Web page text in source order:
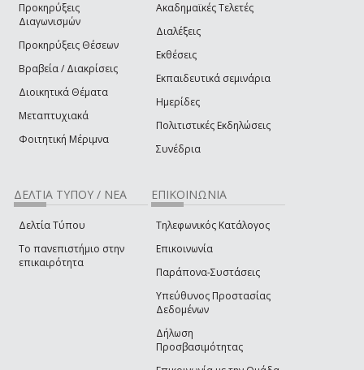
Προκηρύξεις
Διαγωνισμών
Προκηρύξεις Θέσεων
Βραβεία / Διακρίσεις
Διοικητικά Θέματα
Μεταπτυχιακά
Φοιτητική Μέριμνα
Ακαδημαϊκές Τελετές
Διαλέξεις
Εκθέσεις
Εκπαιδευτικά σεμινάρια
Ημερίδες
Πολιτιστικές Εκδηλώσεις
Συνέδρια
ΔΕΛΤΙΑ ΤΥΠΟΥ / ΝΕΑ
Δελτία Τύπου
Το πανεπιστήμιο στην
επικαιρότητα
ΕΠΙΚΟΙΝΩΝΙΑ
Τηλεφωνικός Κατάλογος
Επικοινωνία
Παράπονα-Συστάσεις
Υπεύθυνος Προστασίας
Δεδομένων
Δήλωση
Προσβασιμότητας